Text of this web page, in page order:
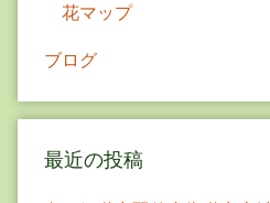
花マップ
ブログ
最近の投稿